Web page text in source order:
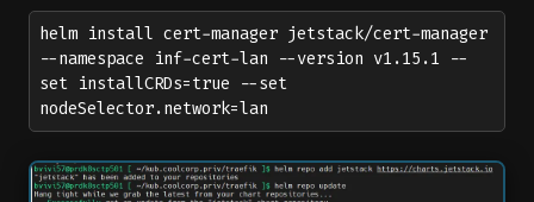
helm install cert-manager jetstack/cert-manager
--namespace inf-cert-lan --version v1.15.1 --
set installCRDs=true --set
nodeSelector.network=lan